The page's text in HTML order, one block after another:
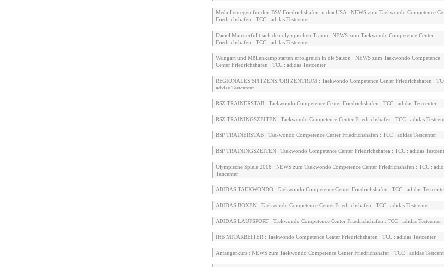
Medaillenregen für den BSV Friedrichshafen in den USA : NEWS zum Taekwondo Competence
Friedrichshafen : TCC : adidas Testcenter
Daniel Manz erfüllt sich den olympischen Traum : NEWS zum Taekwondo Competence Center
Friedrichshafen : TCC : adidas Testcenter
Weingart und Möllenkamp starten erfolgreich in die Saison : NEWS zum Taekwondo Competence
Center Friedrichshafen : TCC : adidas Testcenter
REGIONALES SPITZENSPORTZENTRUM : Taekwondo Competence Center Friedrichshafen :
adidas Testcenter
RSZ TRAINERSTAB : Taekwondo Competence Center Friedrichshafen : TCC : adidas Testcenter
RSZ TRAININGSZEITEN : Taekwondo Competence Center Friedrichshafen : TCC : adidas
BSP TRAINERSTAB : Taekwondo Competence Center Friedrichshafen : TCC : adidas Testcenter
BSP TRAININGSZEITEN : Taekwondo Competence Center Friedrichshafen : TCC : adidas
Olympische Spiele 2008 : NEWS zum Taekwondo Competence Center Friedrichshafen : TCC :
Testcenter
ADIDAS TAEKWONDO : Taekwondo Competence Center Friedrichshafen : TCC : adidas
ADIDAS BOXEN : Taekwondo Competence Center Friedrichshafen : TCC : adidas Testcenter
ADIDAS LAUFSPORT : Taekwondo Competence Center Friedrichshafen : TCC : adidas Testcenter
IHB MITARBEITER : Taekwondo Competence Center Friedrichshafen : TCC : adidas Testcenter
Anfängerkurs : NEWS zum Taekwondo Competence Center Friedrichshafen : TCC : adidas